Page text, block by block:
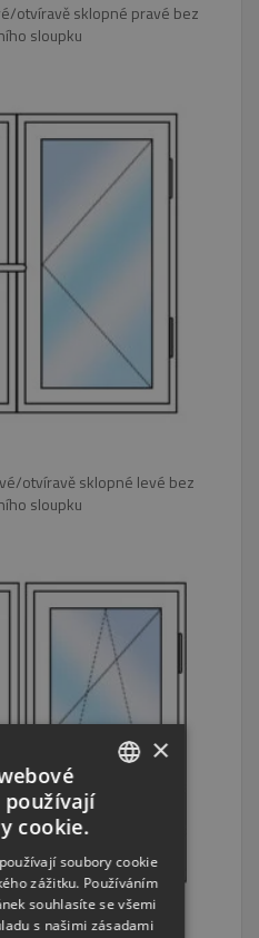
otvíravě sklopné pravé bez
sloupku
otvíravě sklopné levé bez
sloupku
RUSSIAN
GERMAN
×
cookie.
soubory cookie
zážitku. Používáním
souhlasíte se všemi
s našimi zásadami